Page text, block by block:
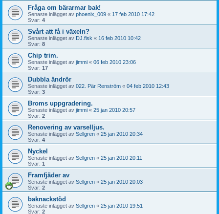
Fråga om bärarmar bak!
Senaste inlägget av phoenix_009 « 17 feb 2010 17:42
Svar: 4
Svårt att få i växeln?
Senaste inlägget av DJ.fisk « 16 feb 2010 10:42
Svar: 8
Chip trim.
Senaste inlägget av jimmi « 06 feb 2010 23:06
Svar: 17
Dubbla ändrör
Senaste inlägget av 022. Pär Renström « 04 feb 2010 12:43
Svar: 3
Broms uppgradering.
Senaste inlägget av jimmi « 25 jan 2010 20:57
Svar: 2
Renovering av varselljus.
Senaste inlägget av Sellgren « 25 jan 2010 20:34
Svar: 4
Nyckel
Senaste inlägget av Sellgren « 25 jan 2010 20:11
Svar: 1
Framfjäder av
Senaste inlägget av Sellgren « 25 jan 2010 20:03
Svar: 2
baknackstöd
Senaste inlägget av Sellgren « 25 jan 2010 19:51
Svar: 2